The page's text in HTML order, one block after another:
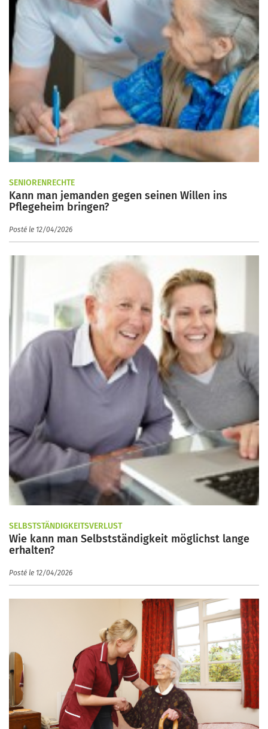
SENIORENRECHTE
Kann man jemanden gegen seinen Willen ins
Pflegeheim bringen?
Posté le 12/04/2026
SELBSTSTÄNDIGKEITSVERLUST
Wie kann man Selbstständigkeit möglichst lange
erhalten?
Posté le 12/04/2026